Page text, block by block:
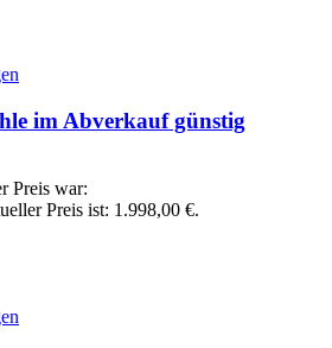
im Abverkauf günstig
Preis war:
Preis ist: 1.998,00 €.